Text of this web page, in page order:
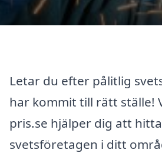
Letar du efter pålitlig
har kommit till rätt ställe!
pris.se hjälper dig att
svetsföretagen i ditt